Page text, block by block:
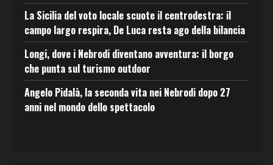
La Sicilia del voto locale scuote il centrodestra: il
campo largo respira, De Luca resta ago della bilancia
Longi, dove i Nebrodi diventano avventura: il borgo
che punta sul turismo outdoor
Angelo Pidalà, la seconda vita nei Nebrodi dopo 27
anni nel mondo dello spettacolo